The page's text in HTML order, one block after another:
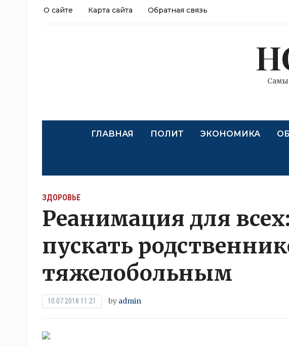
О сайте Карта сайта Обратная связь
ГЛАВНАЯ ПОЛИТ ЭКОНОМИКА
ЗДОРОВЬЕ
Реанимация для
пускать
тяжелобольным
10.07.2018 11:21 by admin